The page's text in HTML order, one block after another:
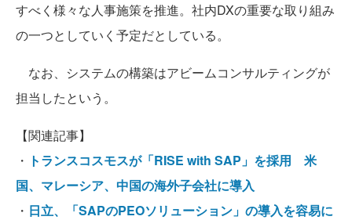
すべく様々な人事施策を推進。社内DXの重要な取り組み
の一つとしていく予定だとしている。
なお、システムの構築はアビームコンサルティングが
担当したという。
【関連記事】
・ トランスコスモスが「RISE with SAP」を採用 米
国、マレーシア、中国の海外子会社に導入
・ 日立、「SAPのPEOソリューション」の導入を容易に